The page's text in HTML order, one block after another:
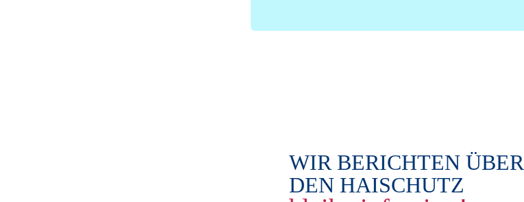
WIR BERICHTEN ÜBER
DEN HAISCHUTZ